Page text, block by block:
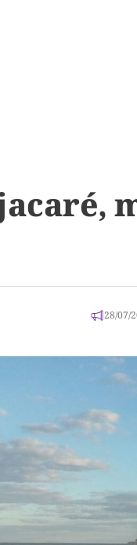
28/07/